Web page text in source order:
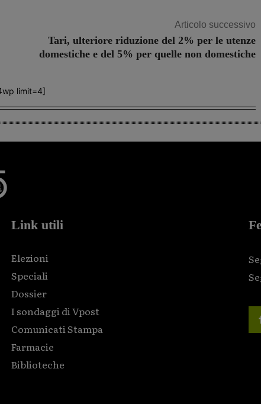
Articolo successivo
Tari, ulteriore riduzione del 2% per le utenze
domestiche e del 5% per quelle non domestiche
limit=4]
Link utili
Elezioni
Speciali
Dossier
I sondaggi di Vpost
Comunicati Stampa
Farmacie
Biblioteche